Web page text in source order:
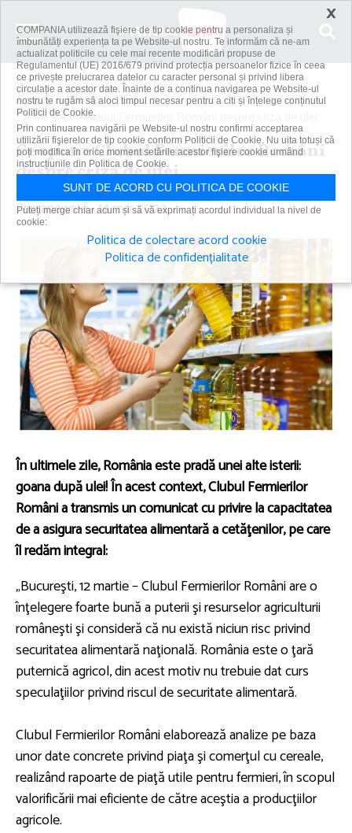
Acasă
Hrană
Ce spune Clubul Fermierilor Români despre criza de ulei
Ce spune Clubul Fermierilor Români
despre criza de ulei
Primanews | 14 mar 2022
În ultimele zile, România este pradă unei alte isterii:
goana după ulei! În acest context, Clubul Fermierilor
Români a transmis un comunicat cu privire la capacitatea
de a asigura securitatea alimentară a cetăţenilor, pe care
îl redăm integral:
„Bucureşti, 12 martie – Clubul Fermierilor Români are o
înţelegere foarte bună a puterii şi resurselor agriculturii
româneşti şi consideră că nu există niciun risc privind
securitatea alimentară naţională. România este o ţară
puternică agricol, din acest motiv nu trebuie dat curs
speculaţiilor privind riscul de securitate alimentară.
Clubul Fermierilor Români elaborează analize pe baza
unor date concrete privind piaţa şi comerţul cu cereale,
realizând rapoarte de piaţă utile pentru fermieri, în scopul
valorificării mai eficiente de către aceştia a producţiilor
agricole.
×
COMPANIA utilizează fişiere de tip cookie pentru a personaliza și
îmbunătăți experiența ta pe Website-ul nostru. Te informăm că ne-am
actualizat politicile cu cele mai recente modificări propuse de
Regulamentul (UE) 2016/679 privind protecția persoanelor fizice în ceea
ce privește prelucrarea datelor cu caracter personal și privind libera
circulație a acestor date. Înainte de a continua navigarea pe Website-ul
nostru te rugăm să aloci timpul necesar pentru a citi și înțelege conținutul
Politicii de Cookie.
Prin continuarea navigării pe Website-ul nostru confirmi acceptarea
utilizării fişierelor de tip cookie conform Politicii de Cookie. Nu uita totuși că
poți modifica în orice moment setările acestor fişiere cookie urmând
instrucțiunile din Politica de Cookie.
SUNT DE ACORD CU POLITICA DE COOKIE
Puteți merge chiar acum și să vă exprimați acordul individual la nivel de
cookie:
Politica de colectare acord cookie
Politica de confidențialitate